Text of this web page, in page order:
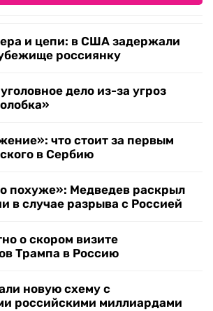
и цепи: в США задержали
россиянку
дело из-за угроз
что стоит за первым
в Сербию
похуже»: Медведев раскрыл
в случае разрыва с Россией
о скором визите
Трампа в Россию
новую схему с
российскими миллиардами